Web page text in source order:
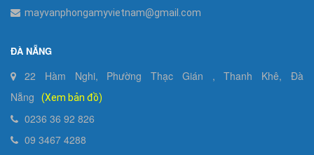
mayvanphongamyvietnam@gmail.com
ĐÀ NẴNG
22 Hàm Nghi, Phường Thạc Gián , Thanh Khê, Đà
Nẵng
(Xem bản đồ)
0236 36 92 826
09 3467 4288